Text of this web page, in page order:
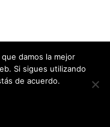
damos la mejor
Si sigues utilizando
de acuerdo.